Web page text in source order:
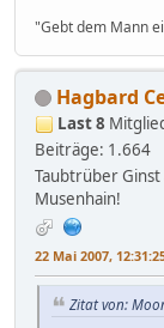
"Gebt dem Mann
Hagbard
Last 8
Beiträge: 1.664
Taubtrüber Ginst
Musenhain!
22 Mai 2007,
Zitat von: